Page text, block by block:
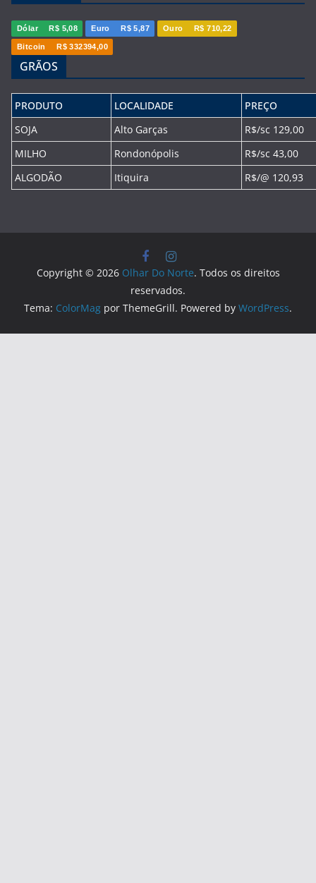
Dólar R$ 5,08 Euro R$ 5,87 Ouro R$ 710,22
Bitcoin R$ 332394,00
GRÃOS
PRODUTO LOCALIDADE
PREÇO
SOJA
Alto Garças
R$/sc 129,00
MILHO
Rondonópolis
R$/sc 43,00
ALGODÃO
Itiquira R$/@ 120,93
Copyright © 2026 Olhar Do Norte. Todos os direitos
reservados.
Tema: ColorMag por ThemeGrill. Powered by WordPress.